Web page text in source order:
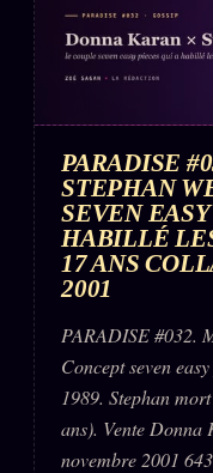
PARADISE
STEPHAN
SEVEN
HABILLÉ
17 ANS
2001
PARADISE #032.
Concept seven
1989. Stephan
ans). Vente
novembre 2001